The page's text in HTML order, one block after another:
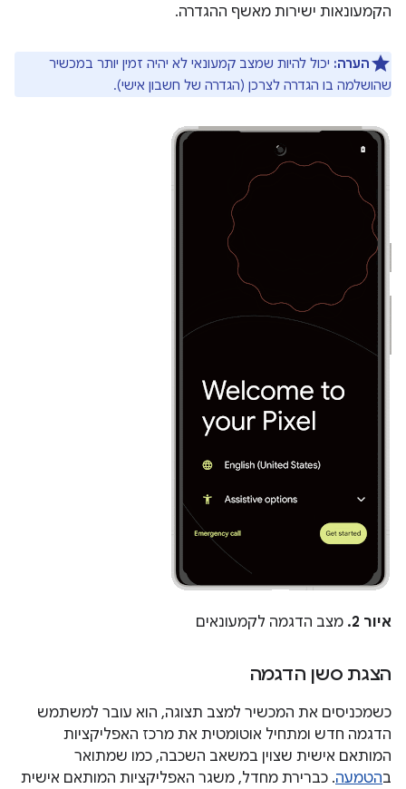
הקמעונאות ישירות מאשף ההגדרה.
הערה: יכול להיות שמצב קמעונאי לא יהיה זמין יותר במכשיר
שהושלמה בו הגדרה לצרכן (הגדרה של חשבון אישי).
איור 2. מצב הדגמה לקמעונאים
הצגת סשן הדגמה
כשמכניסים את המכשיר למצב תצוגה, הוא עובר למשתמש
הדגמה חדש ומתחיל אוטומטית את מרכז האפליקציות
המותאם אישית שצוין במשאב השכבה, כמו שמתואר
בהטמעה. כברירת מחדל, משגר האפליקציות המותאם אישית